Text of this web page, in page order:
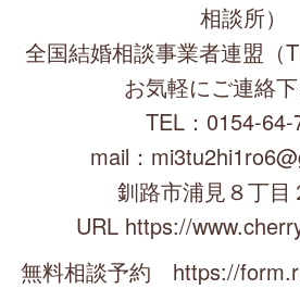
相談所）
全国結婚相談事業者連盟（
お気軽にご連絡下
TEL：0154-64-
mail：
釧路市浦見８丁目
URL https://
無料相談予約 https://